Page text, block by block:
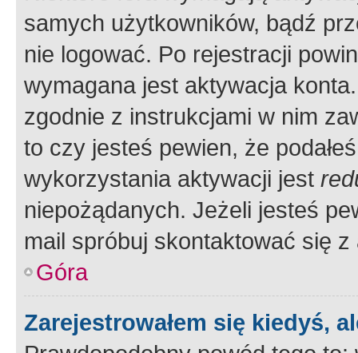
samych użytkowników, bądź
nie logować. Po rejestracji
wymagana jest aktywacja
zgodnie z instrukcjami w nim
to czy jesteś pewien, że
wykorzystania aktywacji jest
niepożądanych. Jeżeli jesteś
mail spróbuj skontaktować się
Góra
Zarejestrowałem się kiedyś,